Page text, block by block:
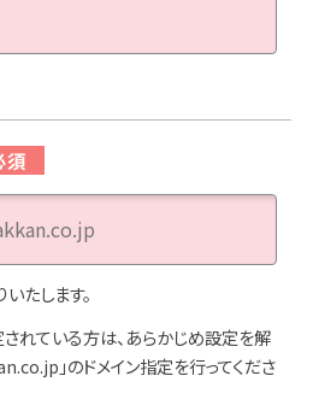
たします。
れている方は、あらかじめ設定を解
」のドメイン指定を行ってくださ